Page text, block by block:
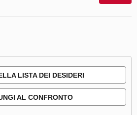
LISTA DEI DESIDERI
AL CONFRONTO